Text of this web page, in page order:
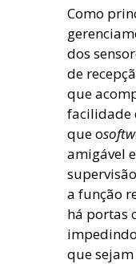
Como
dos
de
que
facilidade
que o
amigável
a função
há portas
que